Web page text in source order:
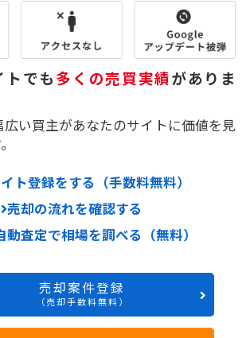
トでも多くの売買実績がありま
広い買主があなたのサイトに価値を見
ト登録をする（手数料無料）
売却の流れを確認する
動査定で相場を調べる（無料）
売却案件登録
（売却手数料無料）